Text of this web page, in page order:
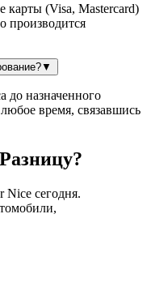
(Visa, Mastercard)
производится
▼
до назначенного
время, связавшись
Nice сегодня.